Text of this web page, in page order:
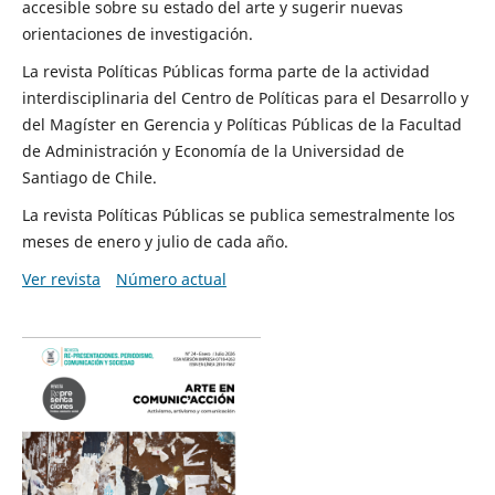
accesible sobre su estado del arte y sugerir nuevas
orientaciones de investigación.
La revista Políticas Públicas forma parte de la actividad
interdisciplinaria del Centro de Políticas para el Desarrollo y
del Magíster en Gerencia y Políticas Públicas de la Facultad
de Administración y Economía de la Universidad de
Santiago de Chile.
La revista Políticas Públicas se publica semestralmente los
meses de enero y julio de cada año.
Ver revista
Número actual